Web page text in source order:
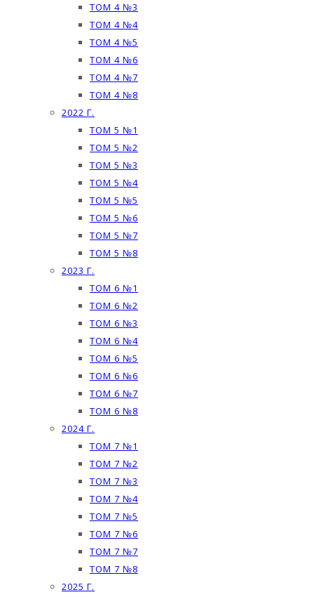
ТОМ 4 №3
ТОМ 4 №4
ТОМ 4 №5
ТОМ 4 №6
ТОМ 4 №7
ТОМ 4 №8
2022 Г.
ТОМ 5 №1
ТОМ 5 №2
ТОМ 5 №3
ТОМ 5 №4
ТОМ 5 №5
ТОМ 5 №6
ТОМ 5 №7
ТОМ 5 №8
2023 Г.
ТОМ 6 №1
ТОМ 6 №2
ТОМ 6 №3
ТОМ 6 №4
ТОМ 6 №5
ТОМ 6 №6
ТОМ 6 №7
ТОМ 6 №8
2024 Г.
ТОМ 7 №1
ТОМ 7 №2
ТОМ 7 №3
ТОМ 7 №4
ТОМ 7 №5
ТОМ 7 №6
ТОМ 7 №7
ТОМ 7 №8
2025 Г.